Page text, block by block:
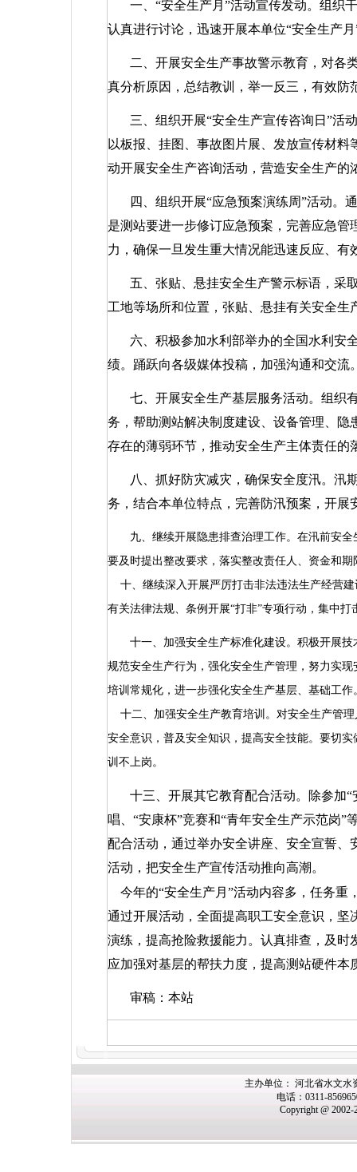
一、“安全生产月”活动宣传发动。组织
认真进行讨论，迅速开展本单位“安全生产
二、开展安全生产事故警示教育，对各
真分析原因，总结教训，举一反三，有效防
三、组织开展“安全生产宣传咨询日”活
以板报、挂图、事故图片展、发放宣传材
动开展安全生产咨询活动，营造安全生产的
四、组织开展“应急预案演练周”活动。
是测站要进一步修订应急预案，完善应急
力，确保一旦发生重大情况能迅速反应、
五、张贴、悬挂安全生产警示标语，采
工地等场所和位置，张贴、悬挂有关安全生
六、积极参加水利部举办的全国水利安
绩。踊跃向各级媒体投稿，加强沟通和交流
七、开展安全生产基层服务活动。组织
务，帮助测站解决制度建设、设备管理、
存在的薄弱环节，推动安全生产主体责任的
八、抓好防灾减灾，确保安全度汛。汛
务，结合本单位特点，完善防汛预案，开
九、继续开展隐患排查治理工作。在汛前安
要及时提出整改要求，落实整改责任人、资金和
十、继续深入开展严厉打击非法违法生产经营
有关法律法规、条例开展“打非”专项行动，集中
十一、加强安全生产标准化建设。积极开展
规范安全生产行为，强化安全生产管理，努力实
培训常规化，进一步强化安全生产基层、基础工作
十二、加强安全生产教育培训。对安全生产管
安全意识，普及安全知识，提高安全技能。要切
训不上岗。
十三、开展其它教育配合活动。除参加
唱、“安康杯”竞赛和“青年安全生产示范岗
配合活动，通过举办安全讲座、安全宣誓
活动，把安全生产宣传活动推向高潮。
今年的“安全生产月”活动内容多，任务
通过开展活动，全面提高职工安全意识，
演练，提高抢险救援能力。认真排查，及
应加强对基层的帮扶力度，提高测站硬件
审稿：本站
主办单位： 河北省水文水
电话：0311-
Copyright @ 2002-